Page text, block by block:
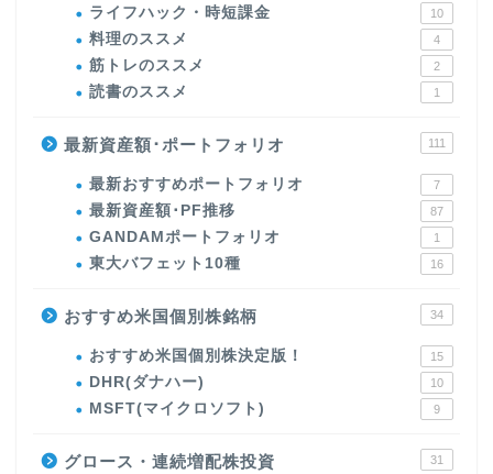
ライフハック・時短課金 10
料理のススメ 4
筋トレのススメ 2
読書のススメ 1
最新資産額･ポートフォリオ 111
最新おすすめポートフォリオ 7
最新資産額･PF推移 87
GANDAMポートフォリオ 1
東大バフェット10種 16
おすすめ米国個別株銘柄 34
おすすめ米国個別株決定版！ 15
DHR(ダナハー) 10
MSFT(マイクロソフト) 9
グロース・連続増配株投資 31